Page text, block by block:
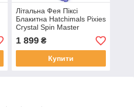
Літальна Фея Піксі
Блакитна Hatchimals Pixies
Crystal Spin Master
(SM19184/2081)
1 899₴
Купити